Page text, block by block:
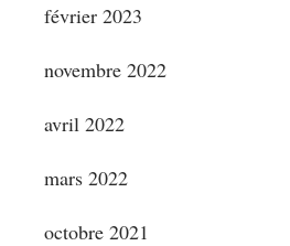
février 2023
novembre 2022
avril 2022
mars 2022
octobre 2021